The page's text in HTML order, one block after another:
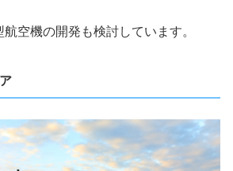
空機の開発も検討しています。